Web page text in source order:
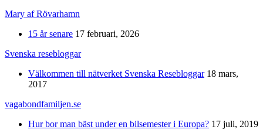
Mary af Rövarhamn
15 år senare 17 februari, 2026
Svenska resebloggar
Välkommen till nätverket Svenska Resebloggar 18 mars,
2017
vagabondfamiljen.se
Hur bor man bäst under en bilsemester i Europa? 17 juli, 2019